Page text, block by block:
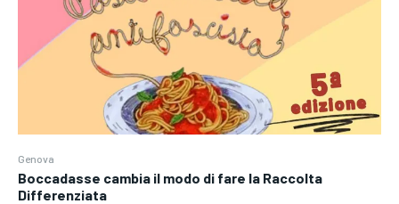
Genova
Boccadasse cambia il modo di fare la Raccolta
Differenziata